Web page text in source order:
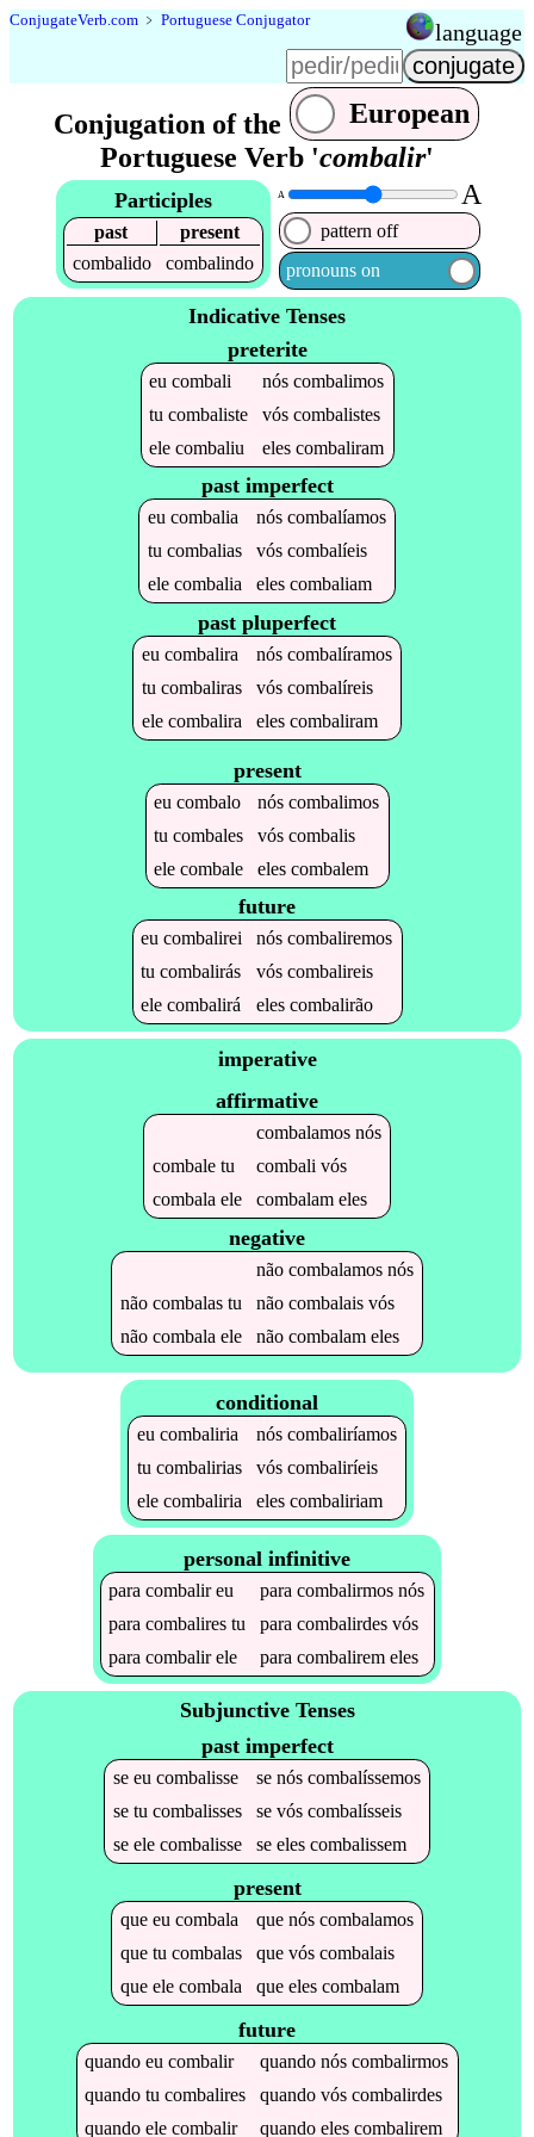
ConjugateVerb.com ﹥ Portuguese Conjugator language
Conjugation of the
European
Portuguese Verb 'combalir'
Participles
past
present
combalido
combalindo
A A
pattern off
pronouns on
Indicative Tenses
preterite
eucombali nóscombalimos
tucombaliste vóscombalistes
elecombaliu elescombaliram
past imperfect
eu combalia nós combalíamos
tu combalias vós combalíeis
ele combalia eles combaliam
past pluperfect
eu combalira nós combalíramos
tu combaliras vós combalíreis
ele combalira eles combaliram
present
eucombalo nóscombalimos
tucombales vóscombalis
elecombale elescombalem
future
eucombalirei nóscombaliremos
tucombalirás vóscombalireis
elecombalirá elescombalirão
imperative
affirmative
combalamosnós
combaletu combali vós
combala ele combalameles
negative
não combalamosnós
não combalastu não combalaisvós
não combala ele não combalameles
conditional
eu combaliria nós combaliríamos
tu combalirias vós combaliríeis
ele combaliria eles combaliriam
personal infinitive
paracombalireu paracombalirmos nós
paracombalires tu paracombalirdes vós
paracombalirele paracombalirem eles
Subjunctive Tenses
past imperfect
se eu combalisse se nós combalíssemos
se tu combalisses se vós combalísseis
se ele combalisse se eles combalissem
present
que eu combala que nós combalamos
que tu combalas que vós combalais
que ele combala que eles combalam
future
quandoeucombalir quandonóscombalirmos
quandotucombalires quandovóscombalirdes
quandoelecombalir quandoelescombalirem